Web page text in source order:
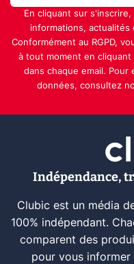
En cliquant sur s'inscrire,
informations, actualités
Conformément au RGPD,
à tout moment en
dans chaque email. Pour
données, consultez
Indépendance,
Clubic est un média
100% indépendant.
comparent des
pour vous